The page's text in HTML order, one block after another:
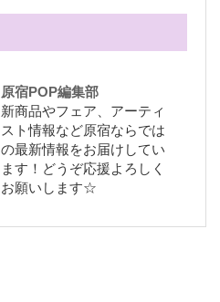
原宿POP編集部
新商品やフェア、アーティ
スト情報など原宿ならでは
の最新情報をお届けしてい
ます！どうぞ応援よろしく
お願いします☆